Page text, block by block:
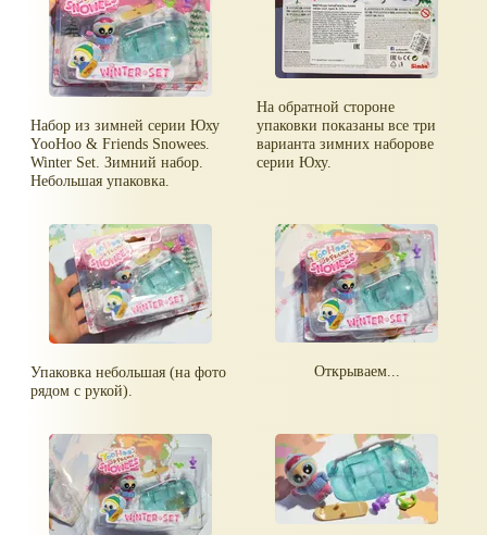
Набор из зимней серии Юху
YooHoo & Friends Snowees.
Winter Set. Зимний набор.
Небольшая упаковка.
На обратной стороне
упаковки показаны все три
варианта зимних наборове
серии Юху.
Упаковка небольшая (на фото
рядом с рукой).
Открываем...